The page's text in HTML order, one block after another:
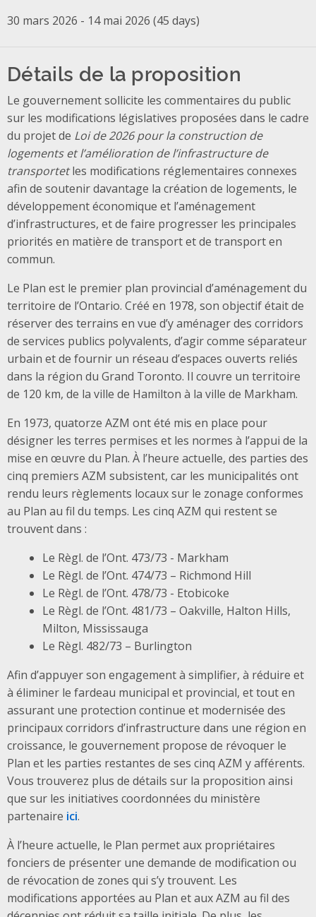
30 mars 2026 - 14 mai 2026 (45 days)
Détails de la proposition
Le gouvernement sollicite les commentaires du public
sur les modifications législatives proposées dans le cadre
du projet de Loi de 2026 pour la construction de
logements et l’amélioration de l’infrastructure de
transportetles modifications réglementaires connexes
afin de soutenir davantage la création de logements, le
développement économique et l’aménagement
d’infrastructures, et de faire progresser les principales
priorités en matière de transport et de transport en
commun.
Le Plan est le premier plan provincial d’aménagement du
territoire de l’Ontario. Créé en 1978, son objectif était de
réserver des terrains en vue d’y aménager des corridors
de services publics polyvalents, d’agir comme séparateur
urbain et de fournir un réseau d’espaces ouverts reliés
dans la région du Grand Toronto. Il couvre un territoire
de 120 km, de la ville de Hamilton à la ville de Markham.
En 1973, quatorze AZM ont été mis en place pour
désigner les terres permises et les normes à l’appui de la
mise en œuvre du Plan. À l’heure actuelle, des parties des
cinq premiers AZM subsistent, car les municipalités ont
rendu leurs règlements locaux sur le zonage conformes
au Plan au fil du temps. Les cinq AZM qui restent se
trouvent dans :
Le Règl. de l’Ont. 473/73 - Markham
Le Règl. de l’Ont. 474/73 – Richmond Hill
Le Règl. de l’Ont. 478/73 - Etobicoke
Le Règl. de l’Ont. 481/73 – Oakville, Halton Hills,
Milton, Mississauga
Le Règl. 482/73 – Burlington
Afin d’appuyer son engagement à simplifier, à réduire et
à éliminer le fardeau municipal et provincial, et tout en
assurant une protection continue et modernisée des
principaux corridors d’infrastructure dans une région en
croissance, le gouvernement propose de révoquer le
Plan et les parties restantes de ses cinq AZM y afférents.
Vous trouverez plus de détails sur la proposition ainsi
que sur les initiatives coordonnées du ministère
partenaire ici.
À l’heure actuelle, le Plan permet aux propriétaires
fonciers de présenter une demande de modification ou
de révocation de zones qui s’y trouvent. Les
modifications apportées au Plan et aux AZM au fil des